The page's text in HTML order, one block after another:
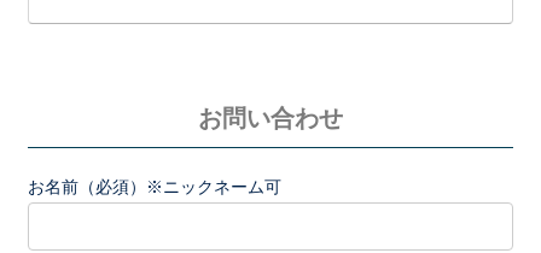
お問い合わせ
お名前（必須）※ニックネーム可